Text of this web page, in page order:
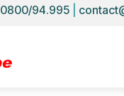
0800/94.995